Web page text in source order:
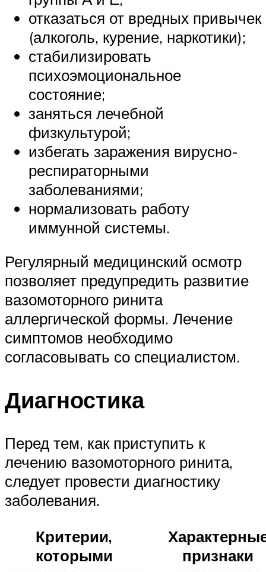
отказаться от вредных привычек
(алкоголь, курение, наркотики);
стабилизировать
психоэмоциональное
состояние;
заняться лечебной
физкультурой;
избегать заражения вирусно-
респираторными
заболеваниями;
нормализовать работу
иммунной системы.
Регулярный медицинский осмотр
позволяет предупредить развитие
вазомоторного ринита
аллергической формы. Лечение
симптомов необходимо
согласовывать со специалистом.
Диагностика
Перед тем, как приступить к
лечению вазомоторного ринита,
следует провести диагностику
заболевания.
Критерии,
которыми
признаки